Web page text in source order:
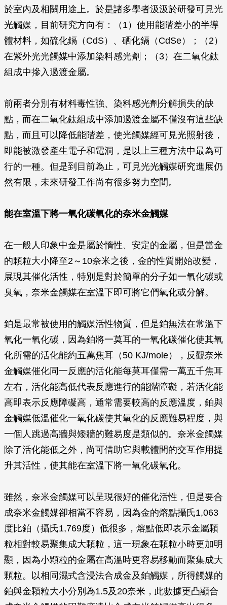
於室內及相關用途上。於是諸多學者汲汲於研發可見光
光觸媒，目前研究方向有：（1）使用能階差小的半導
體材料，如硫化鎘（CdS）、硒化鎘（CdSe）；（2）
在紫外光光觸媒中添加染料感光劑；（3）在二氧化鈦
組成中摻入過渡金屬。
前兩者分別有材料毒性強、染料感光劑分解損失的缺
點，而在二氧化鈦組成中添加過渡金屬不僅沒有這些缺
點，而且可以降低能階差，使光觸媒經可見光照射後，
即能被激發產生電子和電洞，是以上三種方法中最為可
行的一種。但是到目前為止，可見光光觸媒研究進展仍
然有限，未來研發工作尚有很多努力空間。
能在室溫下將一氧化碳氧化的奈米金觸媒
在一般人印象中金是屬於惰性、安定的金屬，但是當金
的顆粒大小降至2～10奈米之後，金的性質開始改變，
展現其催化活性，特別是對於簡單的分子如一氧化碳或
臭氧，奈米金觸媒在室溫下即可將它們氧化或分解。
鉑是最常被使用的觸媒活性物質，但是鉑無法在常溫下
氧化一氧化碳，因為鉑將一莫耳的一氧化碳催化使其氧
化所需的活化能約五萬焦耳（50 KJ/mole），反觀奈米
金觸媒催化同一反應的活化能每莫耳僅需一萬五千焦耳
左右，活化能高低代表反應進行的能階障礙，若活化能
高即表示反應障礙高，通常需要較高的反應溫度，鉑與
金觸媒低溫催化一氧化碳使其氧化的反應難易程度，與
一個人跳過高牆與矮牆的難易度是類似的。奈米金觸媒
除了活化能低之外，尚可借助它與載體間的交互作用提
升其活性，使其能在室溫下將一氧化碳氧化。
雖然，奈米金觸媒可以呈現很好的催化活性，但是要合
成奈米金觸媒卻相當不容易，因為金的熔點攝氏1,063
度比鉑（攝氏1,769度）低很多，熔點低即表示金屬顆
粒相對較易聚集成大顆粒，這一現象在顆粒小時更加明
顯，因為小顆粒的金屬在高溫時更容易移動而聚集成大
顆粒。以相同濕式含浸法合成金及鉑觸媒，所得觸媒的
鉑與金顆粒大小分別為1.5及20奈米，此數據更凸顯合